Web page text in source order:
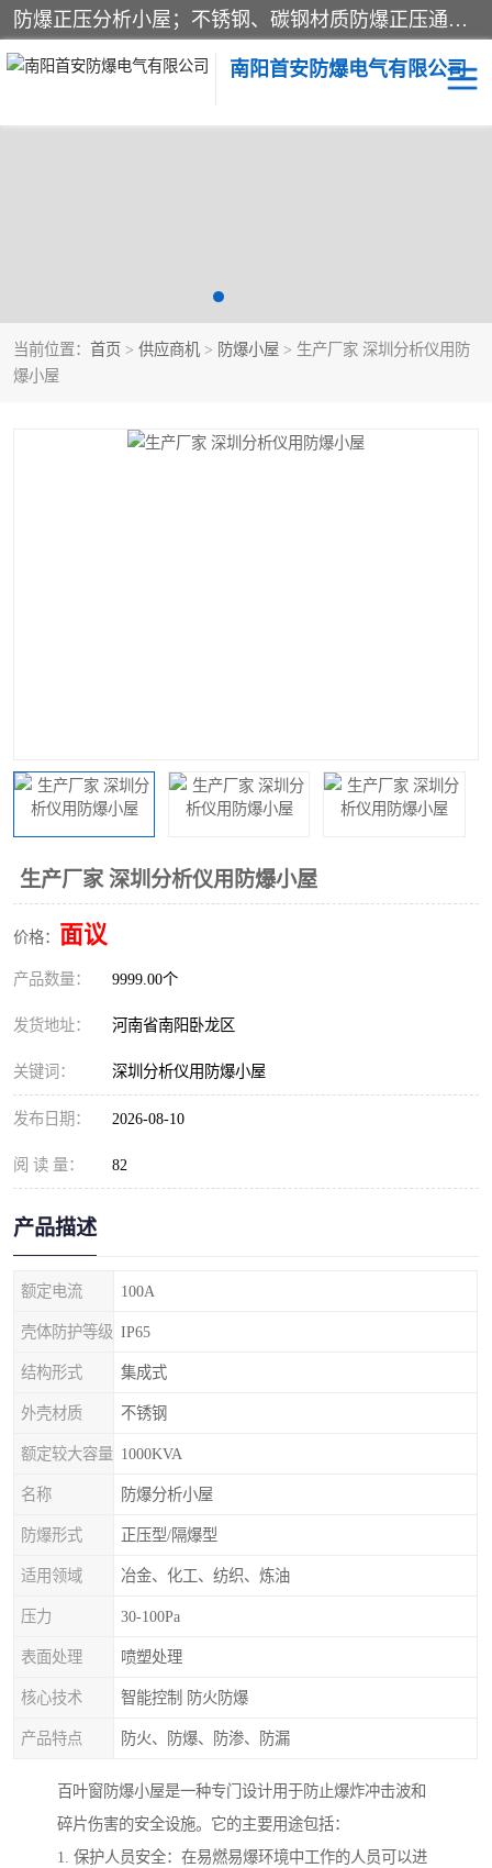
防爆正压分析小屋；不锈钢、碳钢材质防爆正压通风柜，分上下、左右、外挂三种款式；立式、挂式防爆配电柜体；不锈钢、碳钢防爆变频、磁力、星三角启动器；不锈钢、碳钢、铸铝防爆控制箱柜；可操作按键、多块式防爆仪表箱；多材质防爆接线箱；台式防爆电脑、防爆监视器。产品适配石油、化工、煤炭、电力、纺织、酿酒、航天、铁路、冶金、船舶、消防、市政等多行业工况使用。
南阳首安防爆电气有限公司
当前位置： 首页 > 供应商机 > 防爆小屋 > 生产厂家 深圳分析仪用防
爆小屋
生产厂家 深圳分析仪用防爆小屋
价格： 面议
产品数量： 9999.00个
发货地址： 河南省南阳卧龙区
关键词： 深圳分析仪用防爆小屋
发布日期： 2026-08-10
阅 读 量： 82
产品描述
额定电流 100A
壳体防护等级 IP65
结构形式 集成式
外壳材质 不锈钢
额定较大容量 1000KVA
名称 防爆分析小屋
防爆形式 正压型/隔爆型
适用领域 冶金、化工、纺织、炼油
压力 30-100Pa
表面处理 喷塑处理
核心技术 智能控制 防火防爆
产品特点 防火、防爆、防渗、防漏
百叶窗防爆小屋是一种专门设计用于防止爆炸冲击波和
碎片伤害的安全设施。它的主要用途包括：
1. 保护人员安全：在易燃易爆环境中工作的人员可以进
防爆操作柱 防爆监视显示器